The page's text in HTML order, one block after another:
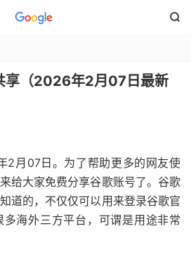

享（2026年2月07日最新
2月07日。为了帮助更多的网友使
给大家免费分享谷歌账号了。谷歌
道的，不仅仅可以用来登录谷歌官
海外三方平台，可谓是用途非常